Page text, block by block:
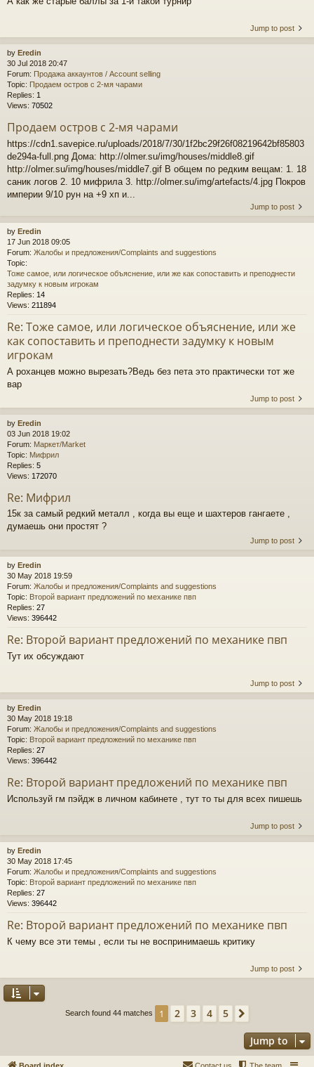
Jump to post
by Eredin
30 Jul 2018 20:47
Forum: Продажа аккаунтов / Account selling
Topic: Продаем остров с 2-мя чарами
Replies: 1
Views: 70502
Продаем остров с 2-мя чарами
https://cdn1.savepice.ru/uploads/2018/7/30/1f2bc29f26f08219642bf85803
de294a-full.png Дома: http://olmer.su/img/houses/middle8.gif
http://olmer.su/img/houses/middle7.gif В общем по редким вещам: 1. 18
саник логов 2. 10 мифрила 3. http://olmer.su/img/artefacts/4.jpg Покров
империи 9/10 рун на +9 хп и...
Jump to post
by Eredin
17 Jun 2018 09:05
Forum: Жалобы и предложения/Complaints and suggestions
Topic:
Тоже самое, или логическое объяснение, или же как сопоставить и преподнести
задумку к новым игрокам
Replies: 14
Views: 211894
Re: Тоже самое, или логическое объяснение, или же
как сопоставить и преподнести задумку к новым
игрокам
А роханцев можно вырезать?Ведь без пета это практически тот же
вар
Jump to post
by Eredin
03 Jun 2018 19:02
Forum: Маркет/Market
Topic: Мифрил
Replies: 5
Views: 172070
Re: Мифрил
15к за самый редкий металл , когда вы еще и шахтеров гангаете ,
думаешь они простят ?
Jump to post
by Eredin
30 May 2018 19:59
Forum: Жалобы и предложения/Complaints and suggestions
Topic: Второй вариант предложений по механике пвп
Replies: 27
Views: 396442
Re: Второй вариант предложений по механике пвп
Тут их обсуждают
Jump to post
by Eredin
30 May 2018 19:18
Forum: Жалобы и предложения/Complaints and suggestions
Topic: Второй вариант предложений по механике пвп
Replies: 27
Views: 396442
Re: Второй вариант предложений по механике пвп
Используй гм пэйдж в личном кабинете , тут то ты для всех пишешь
Jump to post
by Eredin
30 May 2018 17:45
Forum: Жалобы и предложения/Complaints and suggestions
Topic: Второй вариант предложений по механике пвп
Replies: 27
Views: 396442
Re: Второй вариант предложений по механике пвп
К чему все эти темы , если ты не воспринимаешь критику
Jump to post
Search found 44 matches 1 2 3 4 5
Jump to